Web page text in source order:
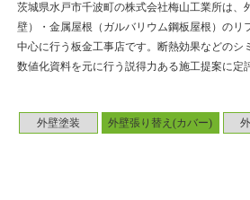
外壁塗装 外壁張り替え(カバー)
茨城県水戸市千波町の株式会社梅山工業所は、
壁）・金属屋根（ガルバリウム鋼板屋根）のリ
中心に行う板金工事店です。断熱効果などのシ
数値化資料を元に行う説得力ある施工提案に定